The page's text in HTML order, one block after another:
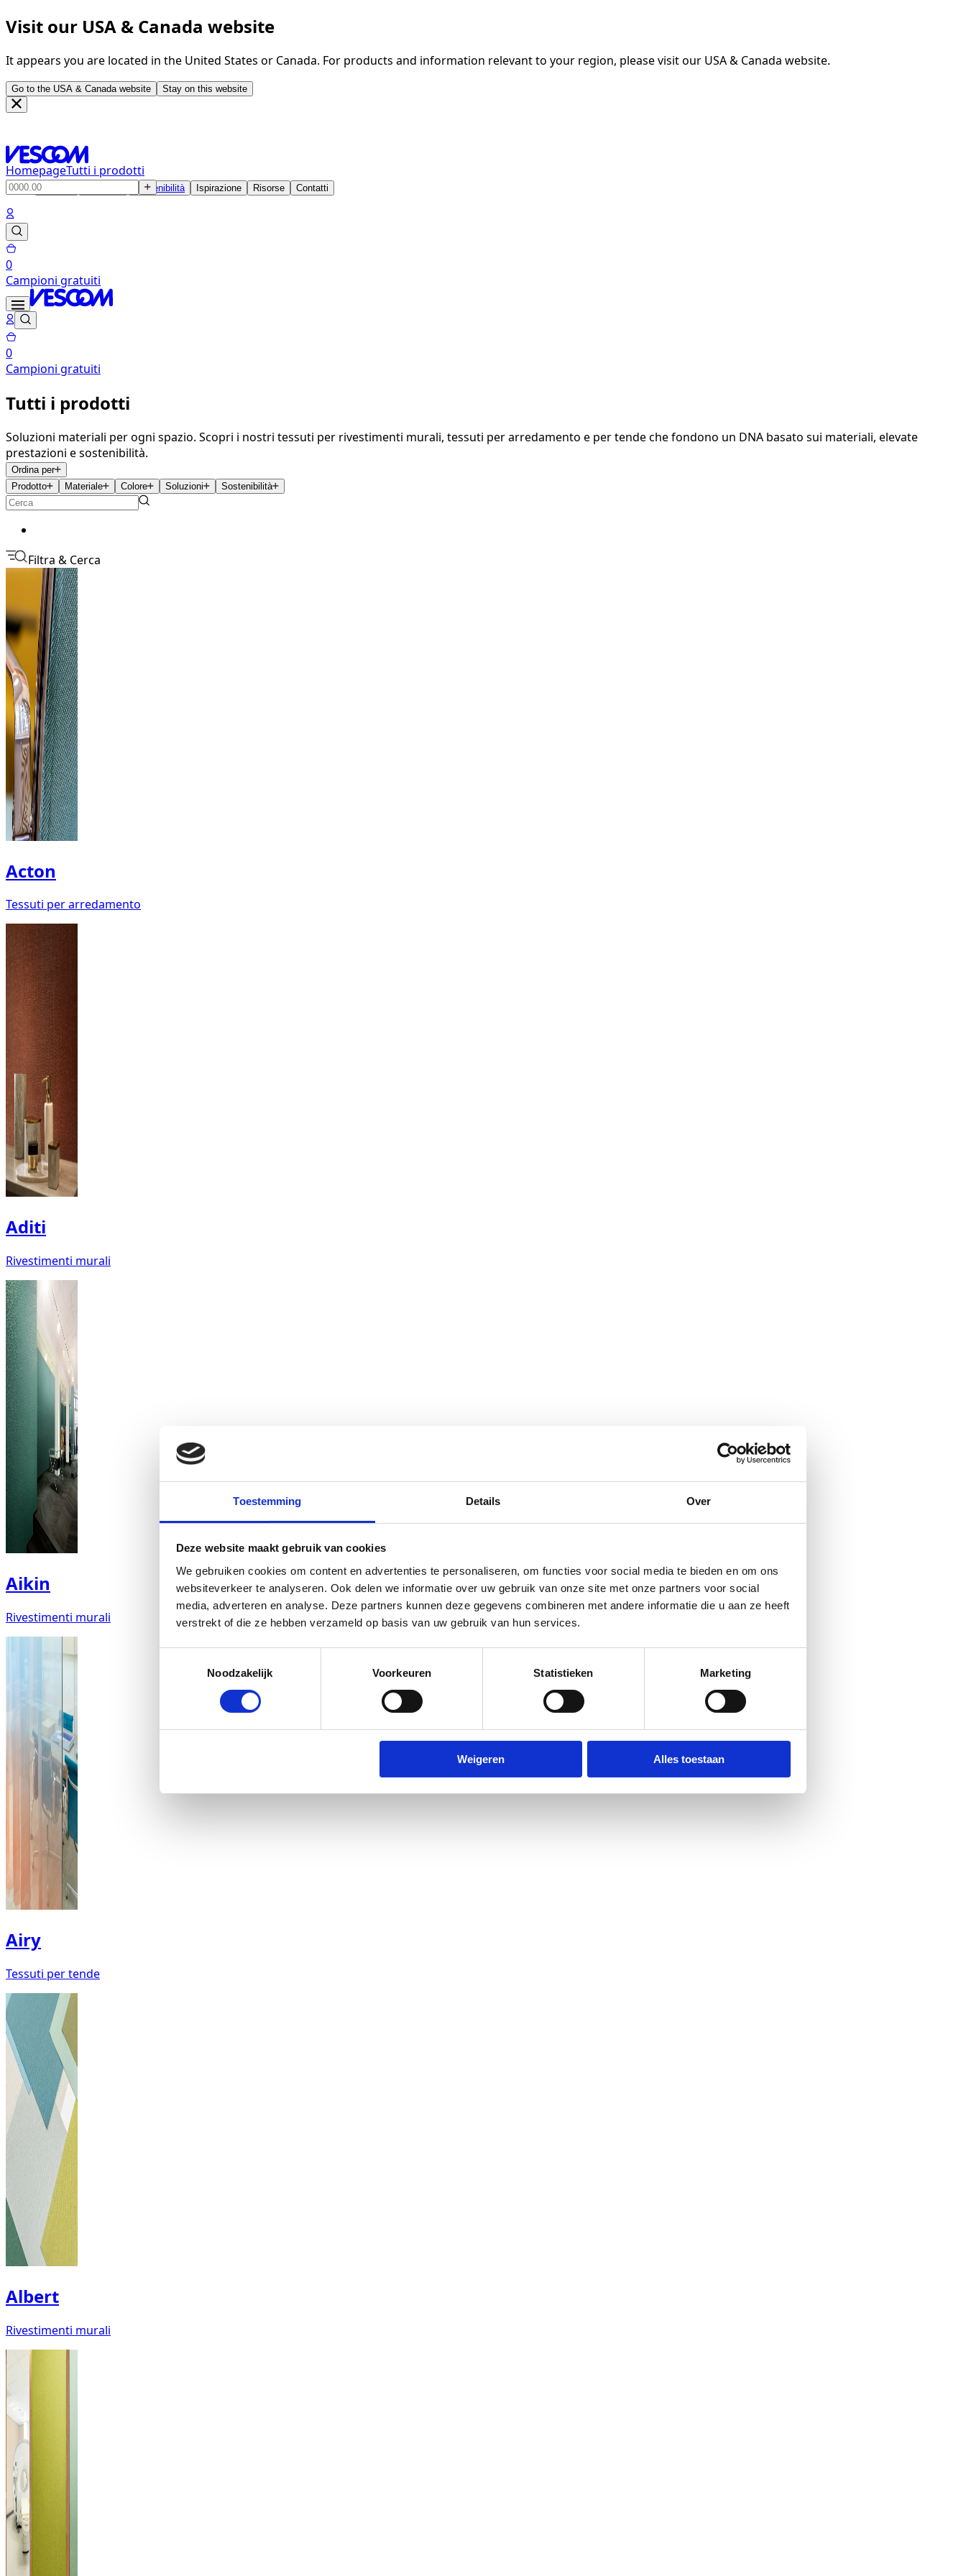
Toestemming Details Over
Deze website maakt gebruik van cookies
We gebruiken cookies om content en advertenties te personaliseren, om functies voor social media te bieden en om ons
websiteverkeer te analyseren. Ook delen we informatie over uw gebruik van onze site met onze partners voor social
media, adverteren en analyse. Deze partners kunnen deze gegevens combineren met andere informatie die u aan ze heeft
verstrekt of die ze hebben verzameld op basis van uw gebruik van hun services.
Noodzakelijk
Voorkeuren Statistieken Marketing
Weigeren Alles toestaan
Visit our USA & Canada website
It appears you are located in the United States or Canada. For products and information relevant to your region, please visit our USA & Canada website.
Go to the USA & Canada website Stay on this website
HomepageTutti i prodotti
Prodotti Sostenibilità Ispirazione Risorse Contatti
0
Campioni gratuiti
0
Campioni gratuiti
Tutti i prodotti
Soluzioni materiali per ogni spazio. Scopri i nostri tessuti per rivestimenti murali, tessuti per arredamento e per tende che fondono un DNA basato sui materiali, elevate
prestazioni e sostenibilità.
Ordina per
Prodotto
Materiale Colore Soluzioni Sostenibilità
Filtra & Cerca
Acton
Tessuti per arredamento
Aditi
Rivestimenti murali
Aikin
Rivestimenti murali
Airy
Tessuti per tende
Albert
Rivestimenti murali